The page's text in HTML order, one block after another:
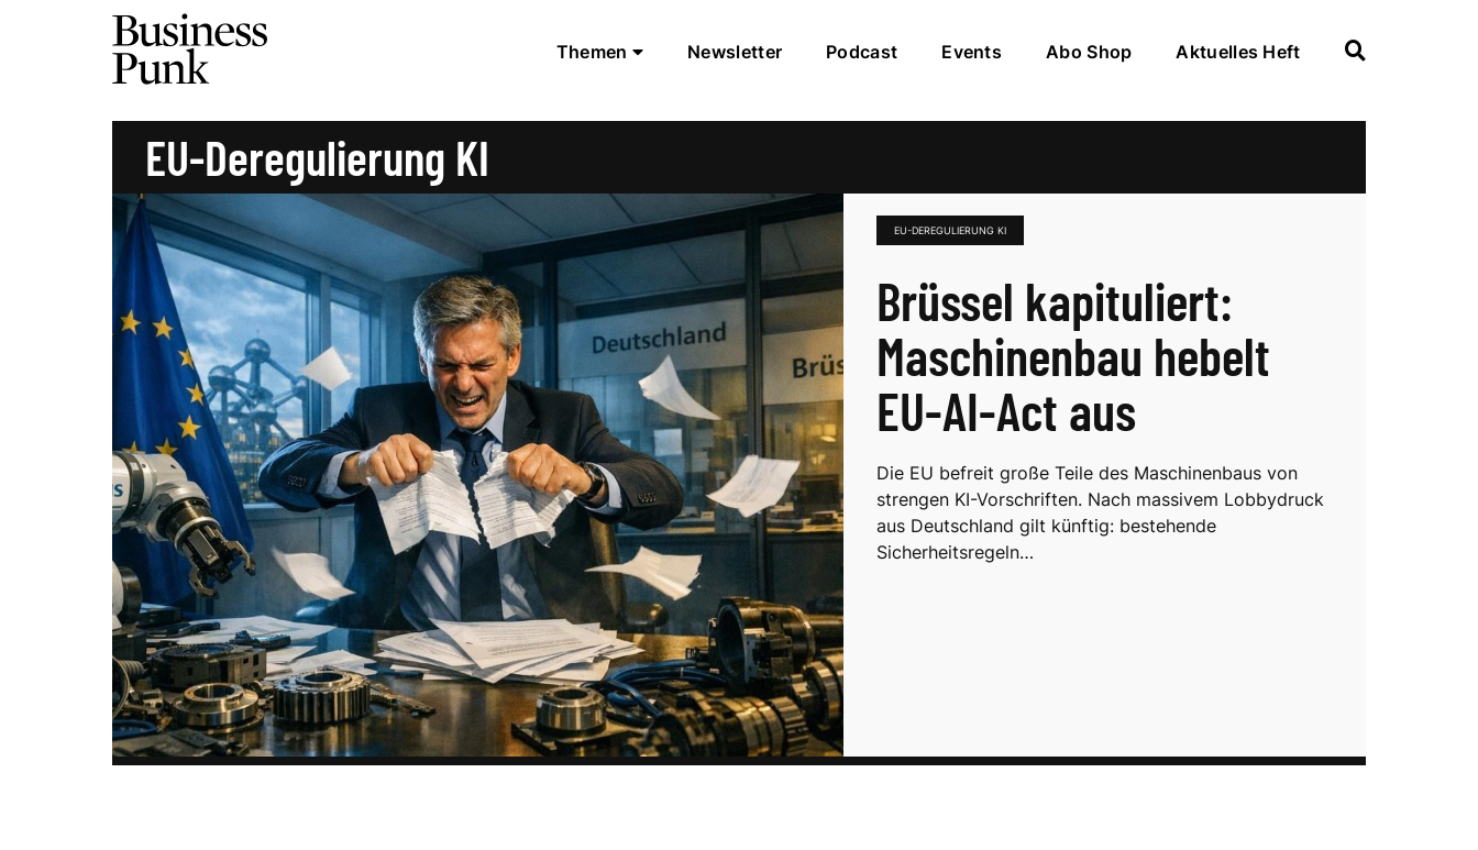
Themen Newsletter Podcast Events Abo Shop Aktuelles Heft
EU-Deregulierung KI
EU-DEREGULIERUNG KI
Brüssel kapituliert:
Maschinenbau hebelt
EU-AI-Act aus
Die EU befreit große Teile des Maschinenbaus von
strengen KI-Vorschriften. Nach massivem Lobbydruck
aus Deutschland gilt künftig: bestehende
Sicherheitsregeln…